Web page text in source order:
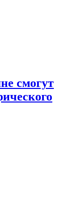
смогут